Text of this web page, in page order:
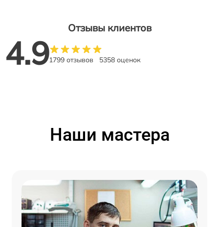
Отзывы клиентов
4.91799 отзывов 5358 оценок
Наши мастера